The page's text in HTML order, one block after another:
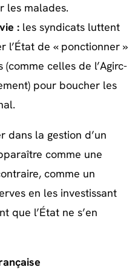
les malades.
: les syndicats luttent
l’État de « ponctionner »
celles de l’Agirc-
pour boucher les
dans la gestion d’un
comme une
comme un
en les investissant
que l’État ne s’en